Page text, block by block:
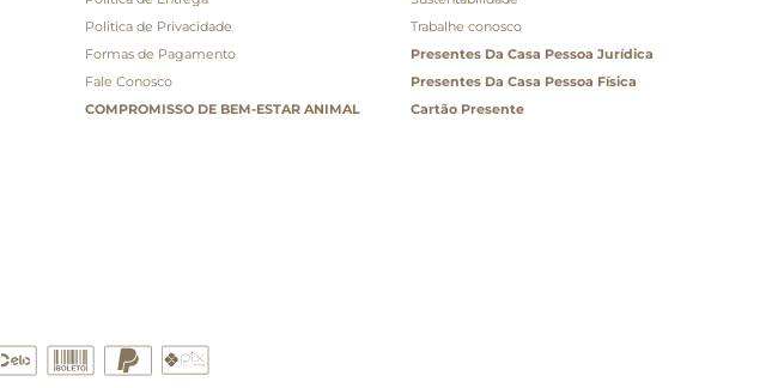
Politica de Privacidade
Formas de Pagamento
Fale Conosco
COMPROMISSO DE BEM-ESTAR ANIMAL
Trabalhe conosco
Presentes Da Casa Pessoa Jurídica
Presentes Da Casa Pessoa Física
Cartão Presente